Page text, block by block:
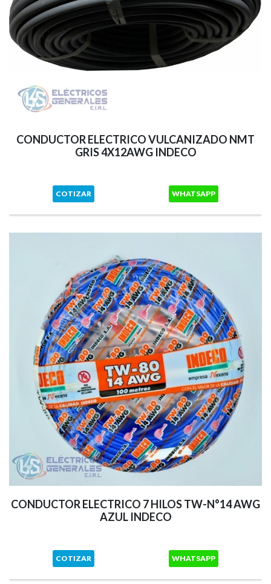
CONDUCTOR ELECTRICO VULCANIZADO NMT
GRIS 4X12AWG INDECO
COTIZAR WHATSAPP
CONDUCTOR ELECTRICO 7 HILOS TW-N°14 AWG
AZUL INDECO
COTIZAR WHATSAPP